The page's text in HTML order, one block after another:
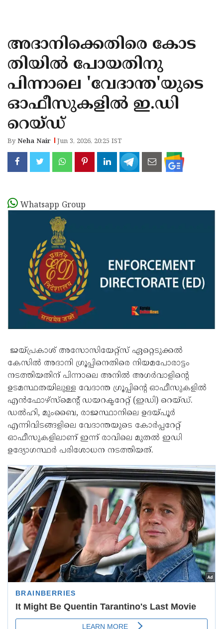
KANNUR
KASARAGOD
അദാനിക്കെതിരെ കോട
തിയിൽ പോയതിനു
പിന്നാലെ 'വേദാന്ത'യുടെ
ഓഫീസുകളിൽ ഇ.ഡി
റെയ്‌ഡ്
ByNeha Nair Jun 3, 2026, 20:25 IST
Whatsapp Group
ജയ്പ്രകാശ് അസോസിയേറ്റ്സ് ഏറ്റെടുക്കൽ
കേസിൽ അദാനി ഗ്രൂപ്പിനെതിരെ നിയമപോരാട്ടം
നടത്തിയതിന് പിന്നാലെ അനിൽ അഗർവാളിന്റെ
ഉടമസ്ഥതയിലുള്ള വേദാന്ത ഗ്രൂപ്പിന്റെ ഓഫീസുകളിൽ
എൻഫോഴ്‌സ്‌മെന്റ് ഡയറക്ടറേറ്റ് (ഇഡി) റെയ്ഡ്.
ഡൽഹി, മുംബൈ, രാജസ്ഥാനിലെ ഉദയ്പൂർ
എന്നിവിടങ്ങളിലെ വേദാന്തയുടെ കോർപ്പറേറ്റ്
ഓഫീസുകളിലാണ് ഇന്ന് രാവിലെ മുതൽ ഇഡി
ഉദ്യോഗസ്ഥർ പരിശോധന നടത്തിയത്.